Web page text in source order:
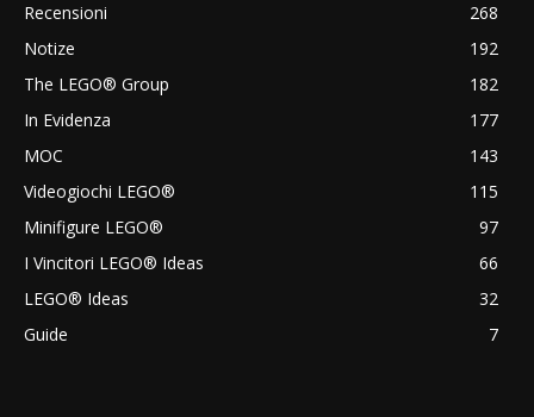
Recensioni
268
Notize
192
The LEGO® Group
182
In Evidenza
177
MOC
143
Videogiochi LEGO®
115
Minifigure LEGO®
97
I Vincitori LEGO® Ideas
66
LEGO® Ideas
32
Guide
7